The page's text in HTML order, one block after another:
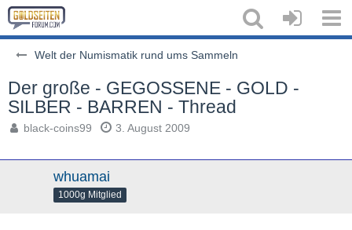
Welt der Numismatik rund ums Sammeln
Der große - GEGOSSENE - GOLD -
SILBER - BARREN - Thread
black-coins99 3. August 2009
whuamai
1000g Mitglied